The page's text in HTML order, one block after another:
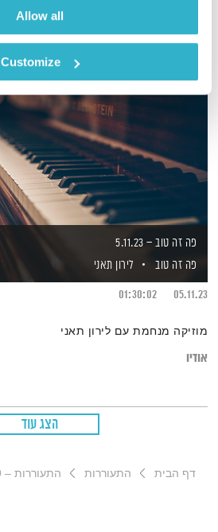
Allow all
Customize
פה זה טוב – 5.11.23
פה זה טוב
לירון תאני
05.11.23
01:30:02
מוזיקה מנחמת עם לירון תאני
אודיו
הצג עוד
דף הבית התעוררות התעוררות – 3.7.19